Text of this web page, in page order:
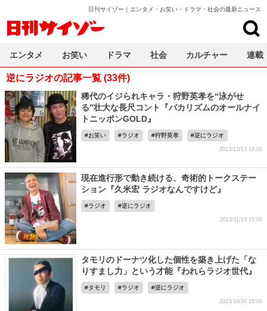
日刊サイゾー｜エンタメ・お笑い・ドラマ・社会の最新ニュース
逆にラジオの記事一覧 (33件)
稀代のイジられキャラ・狩野英孝を“泳がせ
る”壮大な長尺コント『バカリズムのオールナイ
トニッポンGOLD』
お笑い ラジオ 狩野英孝 逆にラジオ
2013/12/13 18:00
現在進行形で動き続ける、奇術的トークステー
ション『久米宏 ラジオなんですけど』
ラジオ 逆にラジオ
2013/11/15 15:00
タモリのドーナツ化した個性を築き上げた「な
りすまし力」という才能『われらラジオ世代』
タモリ ラジオ 逆にラジオ
2013/10/30 15:00
エンタメ お笑い ドラマ 社会 カルチャー 連載